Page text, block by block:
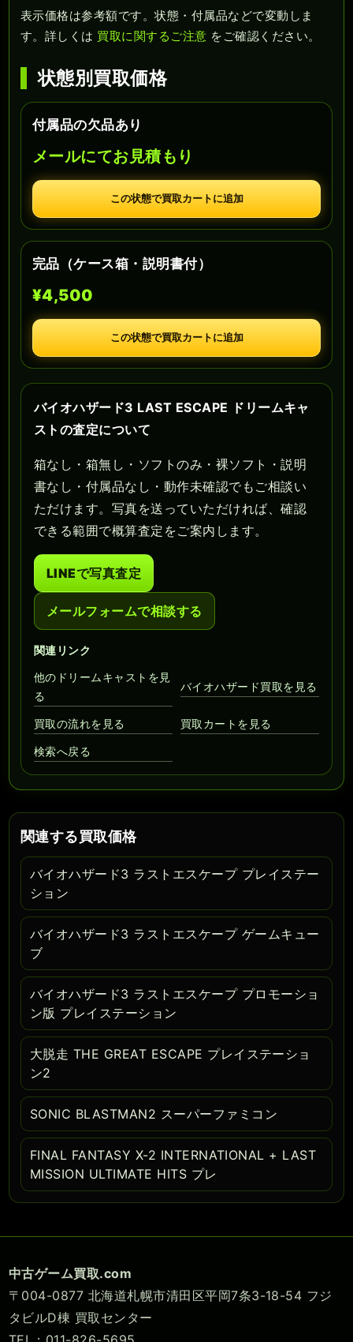
表示価格は参考額です。状態・付属品などで変動しま
す。詳しくは 買取に関するご注意 をご確認ください。
状態別買取価格
付属品の欠品あり
メールにてお見積もり
この状態で買取カートに追加
完品（ケース箱・説明書付）
¥4,500
この状態で買取カートに追加
バイオハザード3 LAST ESCAPE ドリームキャ
ストの査定について
箱なし・箱無し・ソフトのみ・裸ソフト・説明
書なし・付属品なし・動作未確認でもご相談い
ただけます。写真を送っていただければ、確認
できる範囲で概算査定をご案内します。
LINEで写真査定
メールフォームで相談する
関連リンク
他のドリームキャストを見
る
バイオハザード買取を見る
買取の流れを見る 買取カートを見る
検索へ戻る
関連する買取価格
バイオハザード3 ラストエスケープ プレイステー
ション
バイオハザード3 ラストエスケープ ゲームキュー
ブ
バイオハザード3 ラストエスケープ プロモーショ
ン版 プレイステーション
大脱走 THE GREAT ESCAPE プレイステーショ
ン2
SONIC BLASTMAN2 スーパーファミコン
FINAL FANTASY X-2 INTERNATIONAL + LAST
MISSION ULTIMATE HITS プレ
中古ゲーム買取.com
〒004-0877 北海道札幌市清田区平岡7条3-18-54 フジ
タビルD棟 買取センター